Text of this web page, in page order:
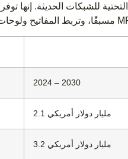
2024 – 2030
2.1 مليار دولار أمريكي
3.2 مليار دولار أمريكي